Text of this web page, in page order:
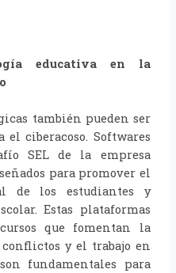
educativa en la
también pueden ser
ciberacoso. Softwares
SEL de la empresa
para promover el
de los estudiantes y
Estas plataformas
que fomentan la
y el trabajo en
fundamentales para